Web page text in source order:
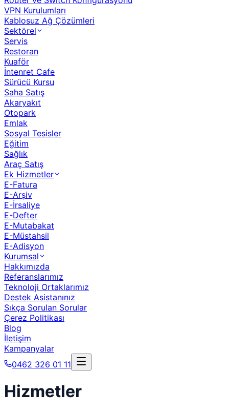
VPN Kurulumları
Kablosuz Ağ Çözümleri
Sektörel
Servis
Restoran
Kuaför
İntenret Cafe
Sürücü Kursu
Saha Satış
Akaryakıt
Otopark
Emlak
Sosyal Tesisler
Eğitim
Sağlık
Araç Satış
Ek Hizmetler
E-Fatura
E-Arşiv
E-İrsaliye
E-Defter
E-Mutabakat
E-Müstahsil
E-Adisyon
Kurumsal
Hakkımızda
Referanslarımız
Teknoloji Ortaklarımız
Destek Asistanınız
Sıkça Sorulan Sorular
Çerez Politikası
Blog
İletişim
Kampanyalar
0462 326 01 11
Hizmetler